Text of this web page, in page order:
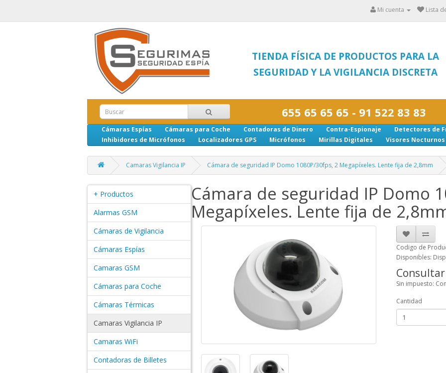
Mi cuenta Lista
TIENDA FÍSICA DE PRODUCTOS PARA LA
SEGURIDAD Y LA VIGILANCIA DISCRETA
655 65 65 65 - 91 522 83 83
Cámaras Espías Cámaras para Coche Contadoras de Dinero Contra-Espionaje Detectores de
Inhibidores de Micrófonos
Localizadores GPS Micrófonos Mirillas Digitales Visores Nocturnos
Camaras Vigilancia IP Cámara de seguridad IP Domo 1080P/30fps, 2 Megapíxeles. Lente fija de 2,8mm
+ Productos
Alarmas GSM
Cámaras de Vigilancia
Cámaras Espías
Camaras GSM
Cámaras para Coche
Cámaras Térmicas
Camaras Vigilancia IP
Camaras WiFi
Contadoras de Billetes
Cámara de seguridad IP Domo
Megapíxeles. Lente fija de
Codigo de
Disponibles:
Consultar
Sin impuesto:
Cantidad